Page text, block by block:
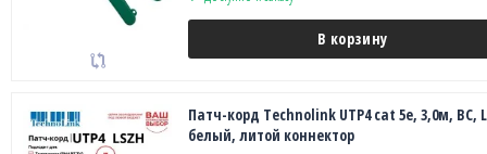
В корзину
Патч-корд Technolink UTP4 cat 5e, 3,0м, ВС,
белый, литой коннектор